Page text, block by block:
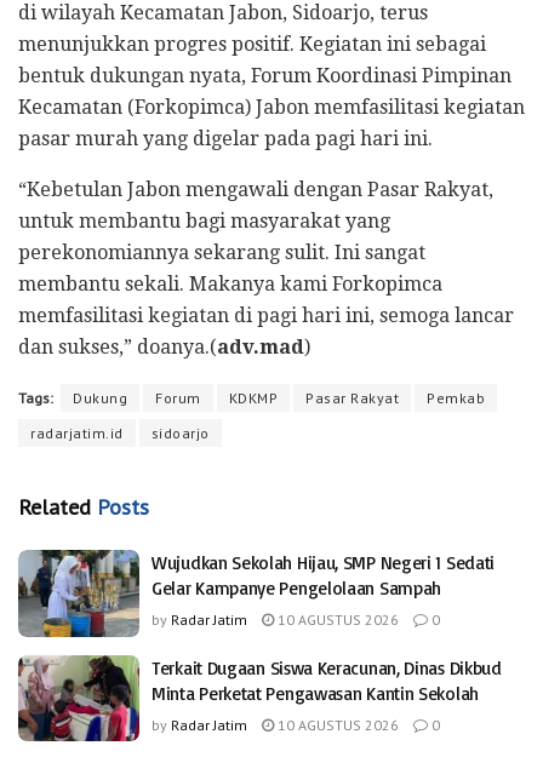
di wilayah Kecamatan Jabon, Sidoarjo, terus
menunjukkan progres positif. Kegiatan ini sebagai
bentuk dukungan nyata, Forum Koordinasi Pimpinan
Kecamatan (Forkopimca) Jabon memfasilitasi kegiatan
pasar murah yang digelar pada pagi hari ini.
“Kebetulan Jabon mengawali dengan Pasar Rakyat,
untuk membantu bagi masyarakat yang
perekonomiannya sekarang sulit. Ini sangat
membantu sekali. Makanya kami Forkopimca
memfasilitasi kegiatan di pagi hari ini, semoga lancar
dan sukses,” doanya.(adv.mad)
Tags: Dukung Forum KDKMP Pasar Rakyat
Pemkab
radarjatim.id
sidoarjo
Related Posts
Wujudkan Sekolah Hijau, SMP Negeri 1 Sedati
Gelar Kampanye Pengelolaan Sampah
by Radar Jatim 10 AGUSTUS 2026 0
Terkait Dugaan Siswa Keracunan, Dinas Dikbud
Minta Perketat Pengawasan Kantin Sekolah
by Radar Jatim 10 AGUSTUS 2026 0